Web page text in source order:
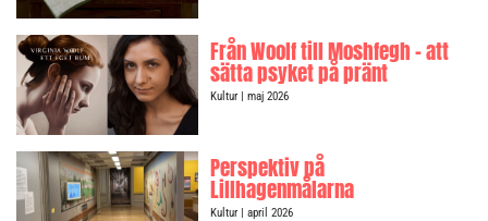
Från Woolf till Moshfegh – att
sätta psyket på pränt
Kultur| maj 2026
Perspektiv på
Lillhagenmålarna
Kultur| april 2026